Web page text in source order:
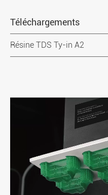
Téléchargements
Résine TDS Ty-in A2